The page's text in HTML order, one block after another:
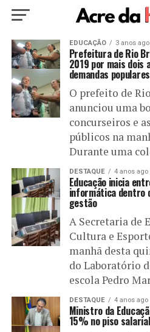
HOME POLÍTICA
EDUCAÇÃO NOTÍCIA
EDUCAÇÃO 3 anos ago
Prefeitura de Rio
2019 por mais dois
demandas populares
O prefeito de
anunciou uma
concurseiros e
públicos na
Durante uma
DESTAQUE 4 anos ago
Educação inicia
informática dentro
gestão
A Secretaria de
Cultura e
manhã desta
do Laboratório
escola Pedro
DESTAQUE 4 anos ago
Ministro da
15% no piso